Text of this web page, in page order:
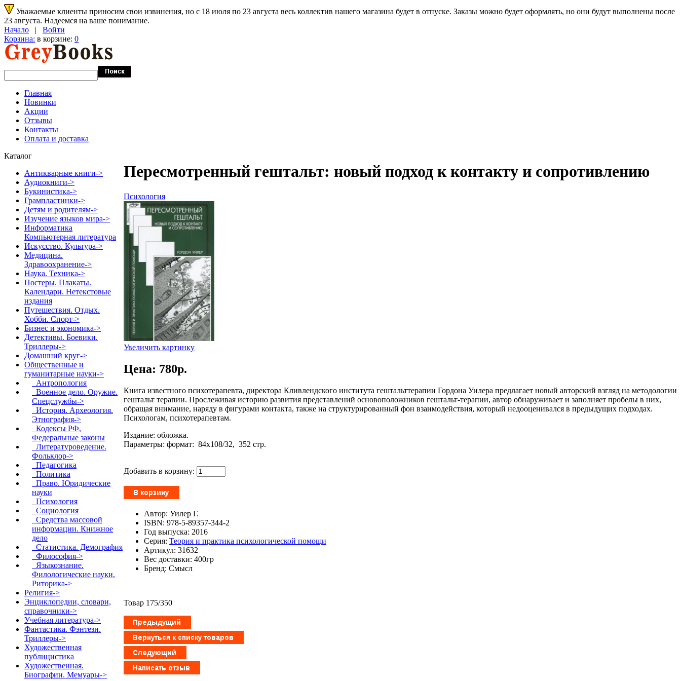
Уважаемые клиенты приносим свои извинения, но с 18 июля по 23 августа весь коллектив нашего магазина будет в отпуске. Заказы можно будет оформлять, но они будут выполнены после
23 августа. Надеемся на ваше понимание.
Начало | Войти
Корзина: в корзине: 0
Главная
Новинки
Акции
Отзывы
Контакты
Оплата и доставка
Каталог
Антикварные книги->
Аудиокниги->
Букинистика->
Грампластинки->
Детям и родителям->
Изучение языков мира->
Информатика
Компьютерная литература
Искусство. Культура->
Медицина.
Здравоохранение->
Наука. Техника->
Постеры. Плакаты.
Календари. Нетекстовые
издания
Путешествия. Отдых.
Хобби. Спорт->
Бизнес и экономика->
Детективы. Боевики.
Триллеры->
Домашний круг->
Общественные и
гуманитарные науки->
Антропология
Военное дело. Оружие.
Спецслужбы->
История. Археология.
Этнография->
Кодексы РФ,
Федеральные законы
Литературоведение.
Фольклор->
Педагогика
Политика
Право. Юридические
науки
Психология
Социология
Средства массовой
информации. Книжное
дело
Статистика. Демография
Философия->
Языкознание.
Филологические науки.
Риторика->
Религия->
Энциклопедии, словари,
справочники->
Учебная литература->
Фантастика. Фэнтези.
Триллеры->
Художественная
публицистика
Художественная.
Биографии. Мемуары->
Пересмотренный гештальт: новый подход к контакту и сопротивлению
Психология
Увеличить картинку
Цена: 780p.
Книга известного психотерапевта, директора Кливлендского института гештальттерапии Гордона Уилера предлагает новый авторский взгляд на методологии
гештальт терапии. Прослеживая историю развития представлений основоположников гештальт-терапии, автор обнаруживает и заполняет пробелы в них,
обращая внимание, наряду в фигурами контакта, также на структурированный фон взаимодействия, который недооценивался в предыдущих подходах.
Психологам, психотерапевтам.
Издание: обложка.
Параметры: формат: 84x108/32, 352 стр.
Добавить в корзину:
Автор: Уилер Г.
ISBN: 978-5-89357-344-2
Год выпуска: 2016
Серия: Теория и практика психологической помощи
Артикул: 31632
Вес доставки: 400гр
Бренд: Смысл
Товар 175/350